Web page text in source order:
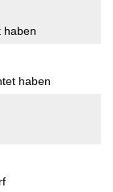
haben
haben